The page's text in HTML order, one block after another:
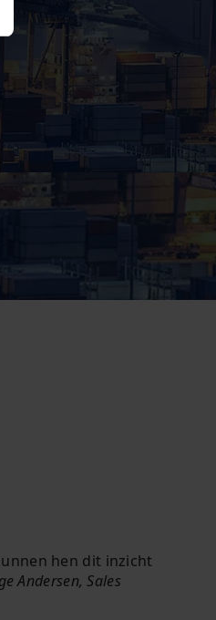
hen dit inzicht
Andersen, Sales